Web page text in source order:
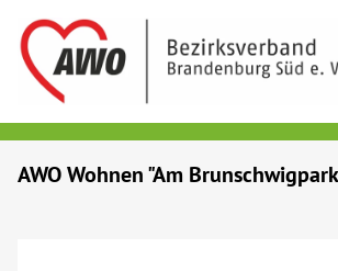
AWO Wohnen "Am